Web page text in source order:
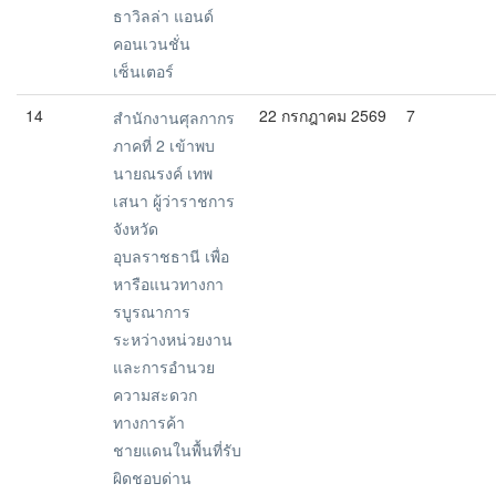
ธาวิลล่า แอนด์
คอนเวนชั่น
เซ็นเตอร์
14
สำนักงานศุลกากร
ภาคที่ 2 เข้าพบ
นายณรงค์ เทพ
เสนา ผู้ว่าราชการ
จังหวัด
อุบลราชธานี เพื่อ
หารือแนวทางกา
รบูรณาการ
ระหว่างหน่วยงาน
และการอำนวย
ความสะดวก
ทางการค้า
ชายแดนในพื้นที่รับ
ผิดชอบด่าน
22 กรกฎาคม 2569 7